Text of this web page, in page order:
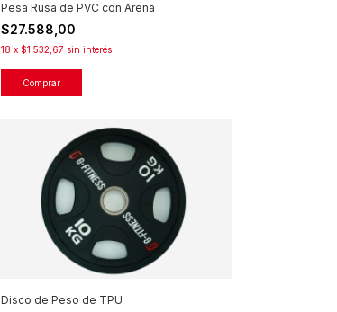
Pesa Rusa de PVC con Arena
$27.588,00
18 x $1.532,67 sin interés
Comprar
Disco de Peso de TPU